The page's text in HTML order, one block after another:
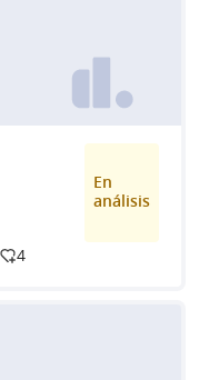
En
análisis
4